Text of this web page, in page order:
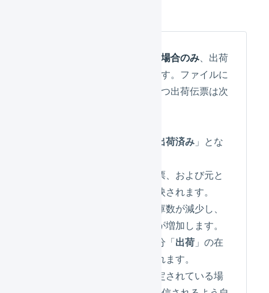
が有効ではない場合のみ 、出荷
完了処理も同時に行われます。ファイルに
含まれる出荷管理番号を持つ出荷伝票は次
出荷済み 」とな
送り状番号が出荷伝票、および元と
なった受注伝票に反映されます。
」在庫数が減少し、
」在庫数が増加します。
同時に、在庫操作区分「出荷 」の在
庫操作ログが作成されます。
出荷完了メールが設定されている場